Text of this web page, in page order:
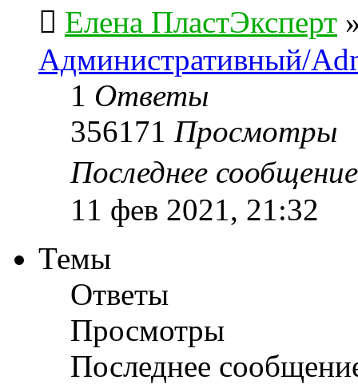
Елена ПластЭксперт
Административный/
1 Ответы
356171 Просмотры
Последнее
11 фев 2021, 21:32
Темы
Ответы
Просмотры
Последнее